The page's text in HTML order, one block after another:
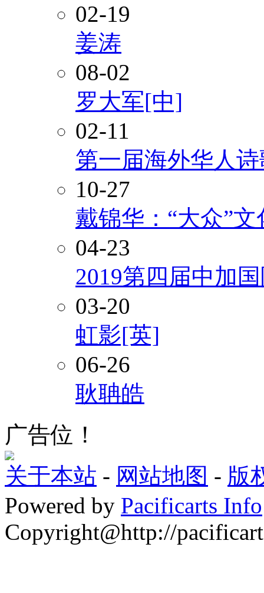
02-19
姜涛
08-02
罗大军[中]
02-11
第一届海外华人
10-27
戴锦华：“大众”
04-23
2019第四届中加
03-20
虹影[英]
06-26
耿聃皓
广告位！
关于本站 - 网站地图 - 版
Powered by Pacificarts Info
Copyright@http://